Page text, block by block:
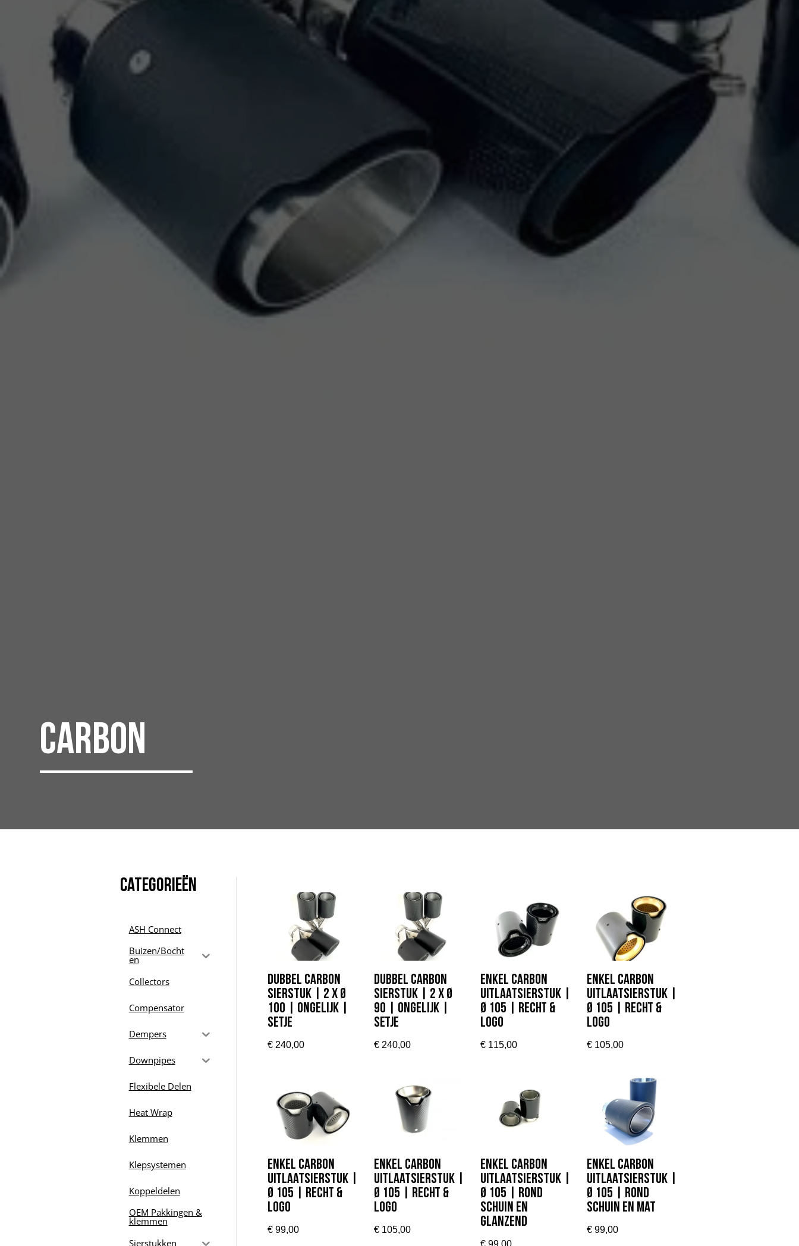
Carbon
Categorieën
ASH Connect
Buizen/Bocht
en
Collectors
Compensator
Dempers
Downpipes
Flexibele Delen
Heat Wrap
Klemmen
Klepsystemen
Koppeldelen
OEM Pakkingen &
klemmen
Sierstukken
Dubbel Carbon
sierstuk | 2 x Ø
100 | Ongelijk |
SETJE
€240,00
Dubbel Carbon
sierstuk | 2 x Ø
90 | Ongelijk |
SETJE
€240,00
Enkel carbon
uitlaatsierstuk |
Ø 105 | Recht &
Logo
€115,00
Enkel carbon
uitlaatsierstuk |
Ø 105 | Recht &
Logo
€105,00
Enkel carbon
uitlaatsierstuk |
Ø 105 | Recht &
Logo
€99,00
Enkel carbon
uitlaatsierstuk |
Ø 105 | Recht &
Logo
€105,00
Enkel carbon
uitlaatsierstuk |
Ø 105 | Rond
schuin en
glanzend
€99,00
Enkel carbon
uitlaatsierstuk |
Ø 105 | Rond
schuin en Mat
€99,00